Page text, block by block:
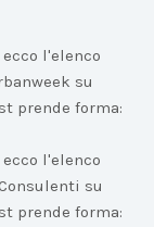
l'elenco
su
prende forma:
l'elenco
su
prende forma: